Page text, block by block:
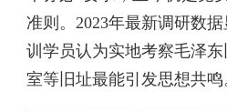
准则。2023年最新调研数
训学员认为实地考察毛泽
室等旧址最能引发思想共鸣